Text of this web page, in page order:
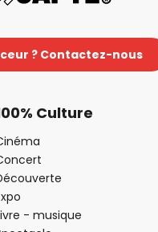
? Contactez-nous
Culture
- musique